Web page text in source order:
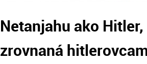
Netanjahu ako
zrovnaná